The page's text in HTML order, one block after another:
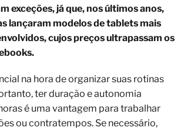
exceções, já que, nos últimos anos,
lançaram modelos de tablets mais
cujos preços ultrapassam os
na hora de organizar suas rotinas
ter duração e autonomia
é uma vantagem para trabalhar
ou contratempos. Se necessário,